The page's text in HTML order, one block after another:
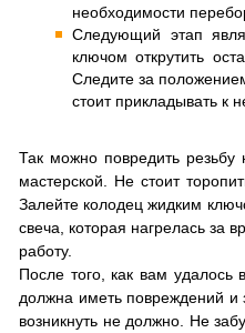
необходимости
Следующий этап
ключом открутить
Следите за
стоит прикладывать к
Так можно повредить резьбу
мастерской. Не стоит
Залейте колодец жидким
свеча, которая нагрелась за
работу.
После того, как вам удалось
должна иметь повреждений и
возникнуть не должно. Не